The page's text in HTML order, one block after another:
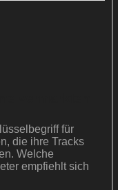
für
die ihre Tracks
Welche
empfiehlt sich